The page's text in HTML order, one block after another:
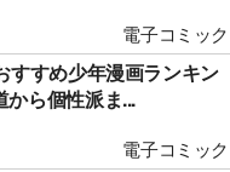
電子コミック
すすめ少年漫画ランキン
から個性派ま...
電子コミック